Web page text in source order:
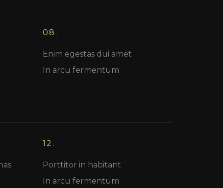
08.
Enim egestas dui amet
In arcu fermentum
12.
Porttitor in habitant
In arcu fermentum